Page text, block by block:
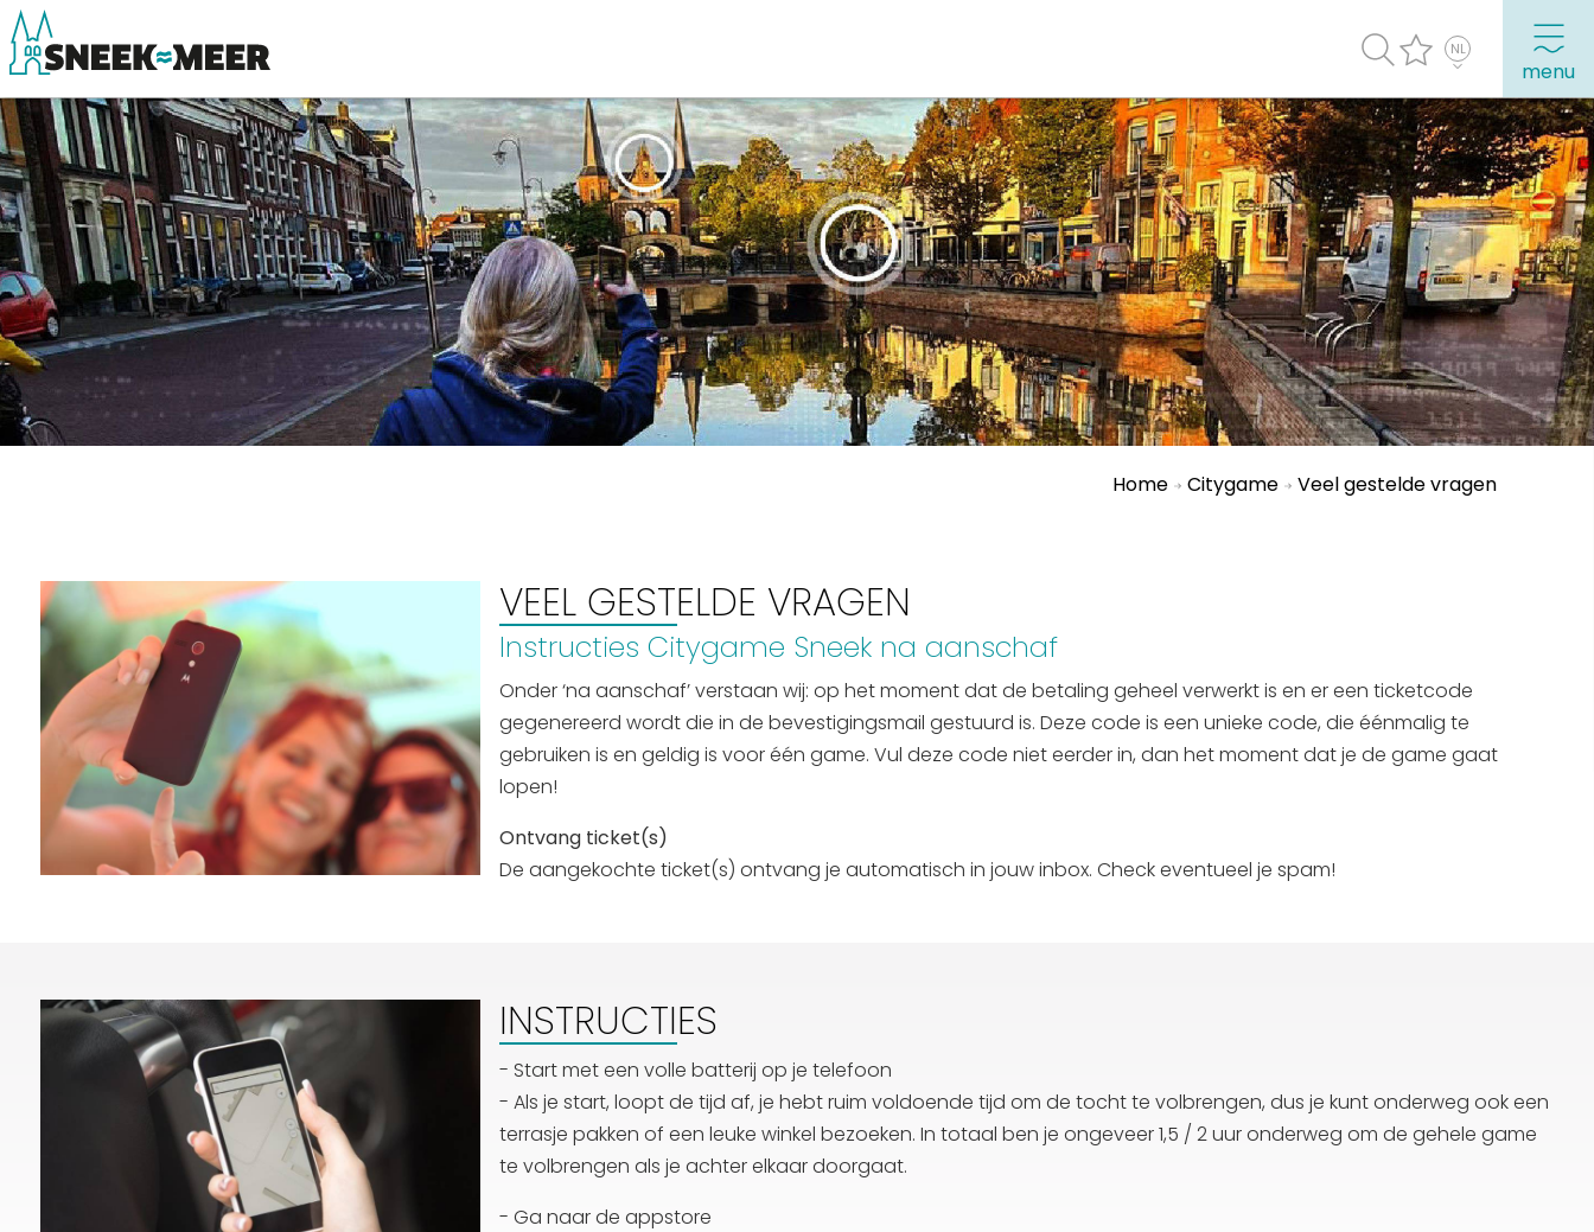
menu
Over Sneek
Uitgelicht
Praktische informatie
Toeristische informatie
Bezienswaardigheden
Winkelen, uitgaan en doen
Eten, drinken & uitgaan
Watersport
Overnachten
Winkelen
En meer
Arrangementen
Jouw Sneek
De Friese meren
Other languages
UITagenda
Routes
Veel bezochte pagina's:
Top 10 leuke dingen
Vakantie vieren in Sneek
Uitgaan in Sneek
Overnachten in Sneek
Citygame Escapegame Sneek
Bootverhuur
Home Citygame Veel gestelde vragen
VEEL GESTELDE VRAGEN
Instructies Citygame Sneek na aanschaf
Onder ‘na aanschaf’ verstaan wij: op het moment dat de betaling geheel verwerkt is en er een ticketcode
gegenereerd wordt die in de bevestigingsmail gestuurd is. Deze code is een unieke code, die éénmalig te
gebruiken is en geldig is voor één game. Vul deze code niet eerder in, dan het moment dat je de game gaat
lopen!
Ontvang ticket(s)
De aangekochte ticket(s) ontvang je automatisch in jouw inbox. Check eventueel je spam!
INSTRUCTIES
- Start met een volle batterij op je telefoon
- Als je start, loopt de tijd af, je hebt ruim voldoende tijd om de tocht te volbrengen, dus je kunt onderweg ook een
terrasje pakken of een leuke winkel bezoeken. In totaal ben je ongeveer 1,5 / 2 uur onderweg om de gehele game
te volbrengen als je achter elkaar doorgaat.
- Ga naar de appstore